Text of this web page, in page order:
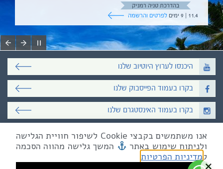
בהדרכת טניה רמניק
11.4 | 9 ימים
לפרטים והרשמה
היכנסו לערוץ היוטיוב שלנו
בקרו בעמוד הפייסבוק שלנו
בקרו בעמוד האינסטגרם שלנו
כל הזכויות שמורות לאקו טיולי שטח
טלפון03-6879090| פקס 03-6879099
מייל mail@eco.co.il
אנו משתמשים בקבצי Cookie לשיפור חוויית הגלישה
ולניתוח שימוש באתר
המשך גלישה מהווה הסכמה
למדיניות הפרטיות